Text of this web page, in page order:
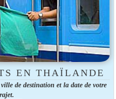
EN THAÏLANDE
de destination et la date de votre